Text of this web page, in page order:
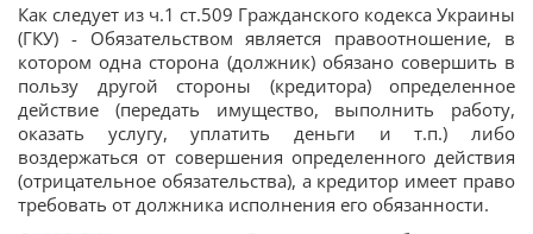
Как следует из ч.1 ст.509 Гражданского кодекса Украины
(ГКУ) - Обязательством является правоотношение, в
котором одна сторона (должник) обязано совершить в
пользу другой стороны (кредитора) определенное
действие (передать имущество, выполнить работу,
оказать услугу, уплатить деньги и т.п.) либо
воздержаться от совершения определенного действия
(отрицательное обязательства), а кредитор имеет право
требовать от должника исполнения его обязанности.